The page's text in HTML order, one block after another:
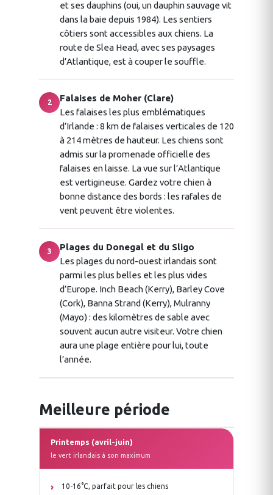
et ses dauphins (oui, un dauphin sauvage vit
dans la baie depuis 1984). Les sentiers
côtiers sont accessibles aux chiens. La
route de Slea Head, avec ses paysages
d’Atlantique, est à couper le souffle.
2
Falaises de Moher (Clare)
Les falaises les plus emblématiques
d’Irlande : 8 km de falaises verticales de 120
à 214 mètres de hauteur. Les chiens sont
admis sur la promenade officielle des
falaises en laisse. La vue sur l’Atlantique
est vertigineuse. Gardez votre chien à
bonne distance des bords : les rafales de
vent peuvent être violentes.
3
Plages du Donegal et du Sligo
Les plages du nord-ouest irlandais sont
parmi les plus belles et les plus vides
d’Europe. Inch Beach (Kerry), Barley Cove
(Cork), Banna Strand (Kerry), Mulranny
(Mayo) : des kilomètres de sable avec
souvent aucun autre visiteur. Votre chien
aura une plage entière pour lui, toute
l’année.
Meilleure période
Printemps (avril-juin)
le vert irlandais à son maximum
10-16°C, parfait pour les chiens